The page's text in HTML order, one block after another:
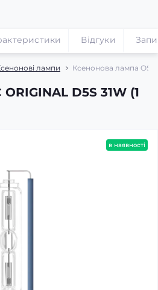
лампи Ксенонова лампа
D5S 31W (1
Відгуки
в наявності